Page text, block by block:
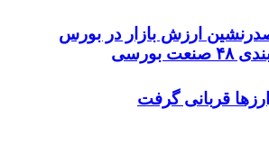
ارزش بازار در بورس
بورسی
قربانی گرفت